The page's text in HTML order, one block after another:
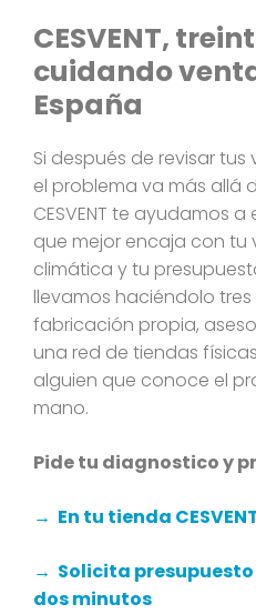
CESVENT,
cuidando
España
Si después de revisar
el problema va más allá
CESVENT te ayudamos
que mejor encaja con tu
climática y tu
llevamos haciéndolo
fabricación propia,
una red de tiendas
alguien que conoce el
mano.
Pide tu diagnostico y
→ En tu tienda
→ Solicita presupuesto
dos minutos